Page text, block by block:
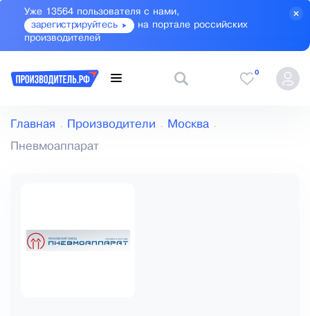
Уже 13564 пользователя с нами,
зарегистрируйтесь
на портале российских
производителей
0
Главная Производители Москва
Пневмоаппарат